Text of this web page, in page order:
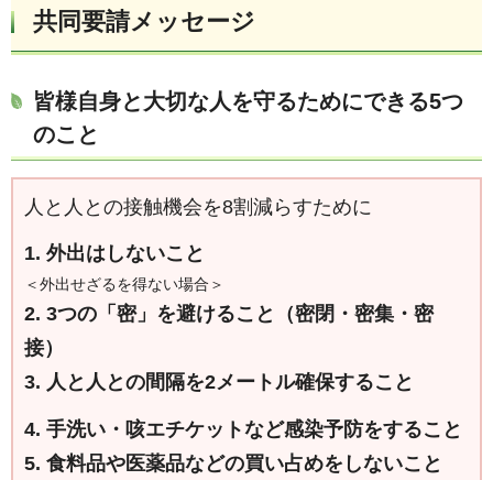
共同要請メッセージ
皆様自身と大切な人を守るためにできる5つ
のこと
人と人との接触機会を8割減らすために
1. 外出はしないこと
＜外出せざるを得ない場合＞
2. 3つの「密」を避けること（密閉・密集・密
接）
3. 人と人との間隔を2メートル確保すること
4. 手洗い・咳エチケットなど感染予防をすること
5. 食料品や医薬品などの買い占めをしないこと